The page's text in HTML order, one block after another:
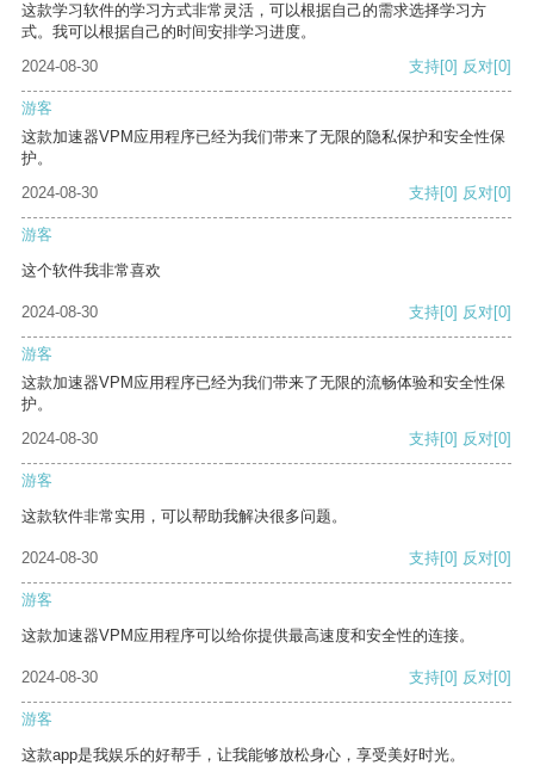
这款学习软件的学习方式非常灵活，可以根据自己的需求选择学习方
式。我可以根据自己的时间安排学习进度。
2024-08-30
支持[0] 反对[0]
游客
这款加速器VPM应用程序已经为我们带来了无限的隐私保护和安全性保
护。
2024-08-30
支持[0] 反对[0]
游客
这个软件我非常喜欢
2024-08-30 支持[0] 反对[0]
游客
这款加速器VPM应用程序已经为我们带来了无限的流畅体验和安全性保
护。
2024-08-30
支持[0] 反对[0]
游客
这款软件非常实用，可以帮助我解决很多问题。
2024-08-30 支持[0] 反对[0]
游客
这款加速器VPM应用程序可以给你提供最高速度和安全性的连接。
2024-08-30 支持[0] 反对[0]
游客
这款app是我娱乐的好帮手，让我能够放松身心，享受美好时光。